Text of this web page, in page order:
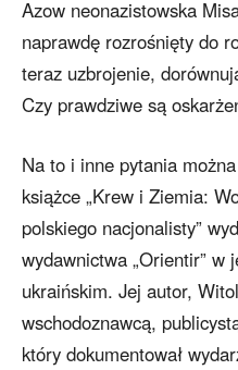
Azow neonazistowska
naprawdę rozrośnięty do
teraz uzbrojenie,
Czy prawdziwe są
Na to i inne pytania
książce „Krew i Ziemia:
polskiego nacjonalisty”
wydawnictwa „Orientir” w
ukraińskim. Jej autor,
wschodoznawcą,
który dokumentował